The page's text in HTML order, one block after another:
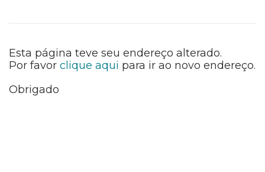
Esta página teve seu endereço alterado.
Por favor clique aqui para ir ao novo endereço.
Obrigado